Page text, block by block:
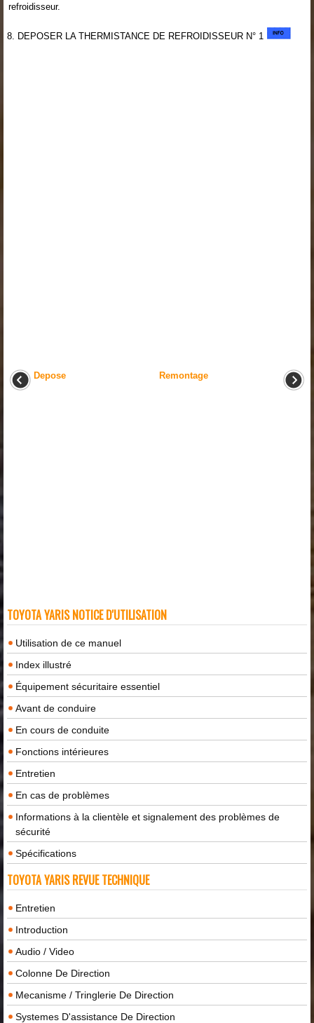
refroidisseur.
8. DEPOSER LA THERMISTANCE DE REFROIDISSEUR N° 1
Depose Remontage
TOYOTA YARIS NOTICE D'UTILISATION
Utilisation de ce manuel
Index illustré
Équipement sécuritaire essentiel
Avant de conduire
En cours de conduite
Fonctions intérieures
Entretien
En cas de problèmes
Informations à la clientèle et signalement des problèmes de
sécurité
Spécifications
TOYOTA YARIS REVUE TECHNIQUE
Entretien
Introduction
Audio / Video
Colonne De Direction
Mecanisme / Tringlerie De Direction
Systemes D'assistance De Direction